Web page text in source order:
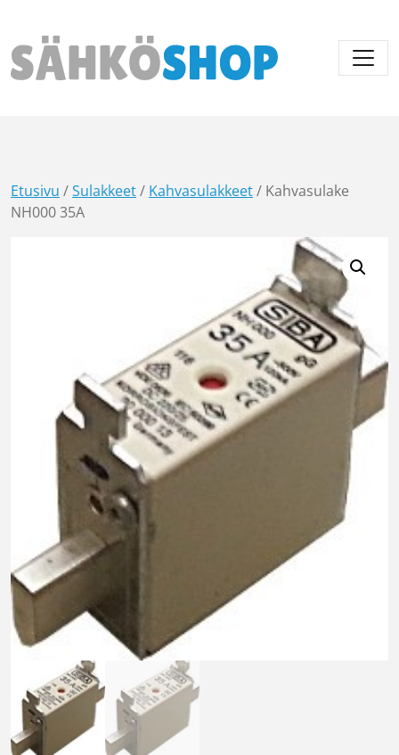
Päävalikko
Etusivu /Sulakkeet/ Kahvasulakkeet/ Kahvasulake
NH000 35A